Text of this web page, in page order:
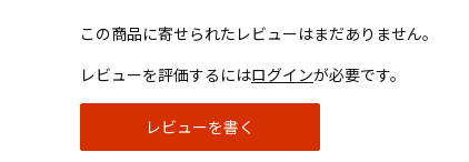
この商品に寄せられたレビューはまだありません。
レビューを評価するにはログインが必要です。
レビューを書く